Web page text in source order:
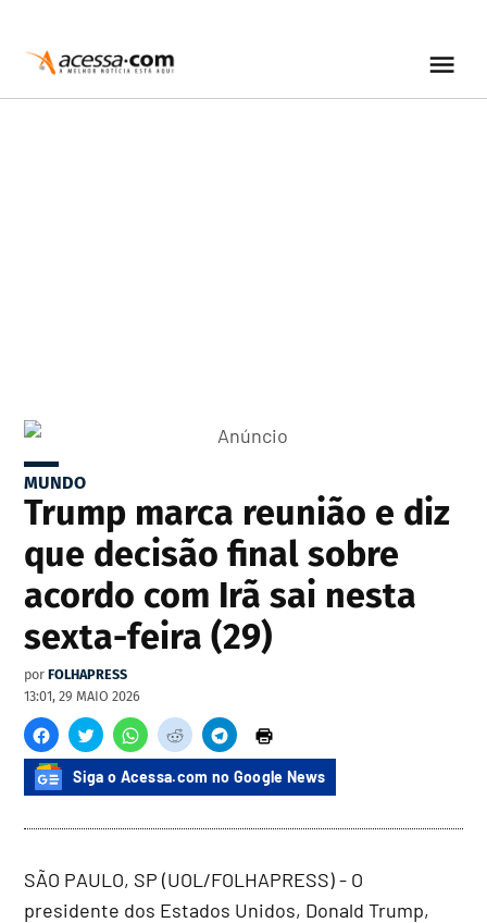
MUNDO
Trump marca reunião e diz
que decisão final sobre
acordo com Irã sai nesta
sexta-feira (29)
por FOLHAPRESS
13:01, 29 MAIO 2026
Siga o Acessa.com no Google News
SÃO PAULO, SP (UOL/FOLHAPRESS) - O
presidente dos Estados Unidos, Donald Trump,